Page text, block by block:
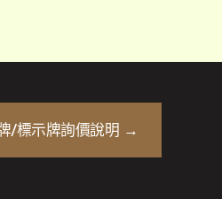
/標示牌詢價說明 →